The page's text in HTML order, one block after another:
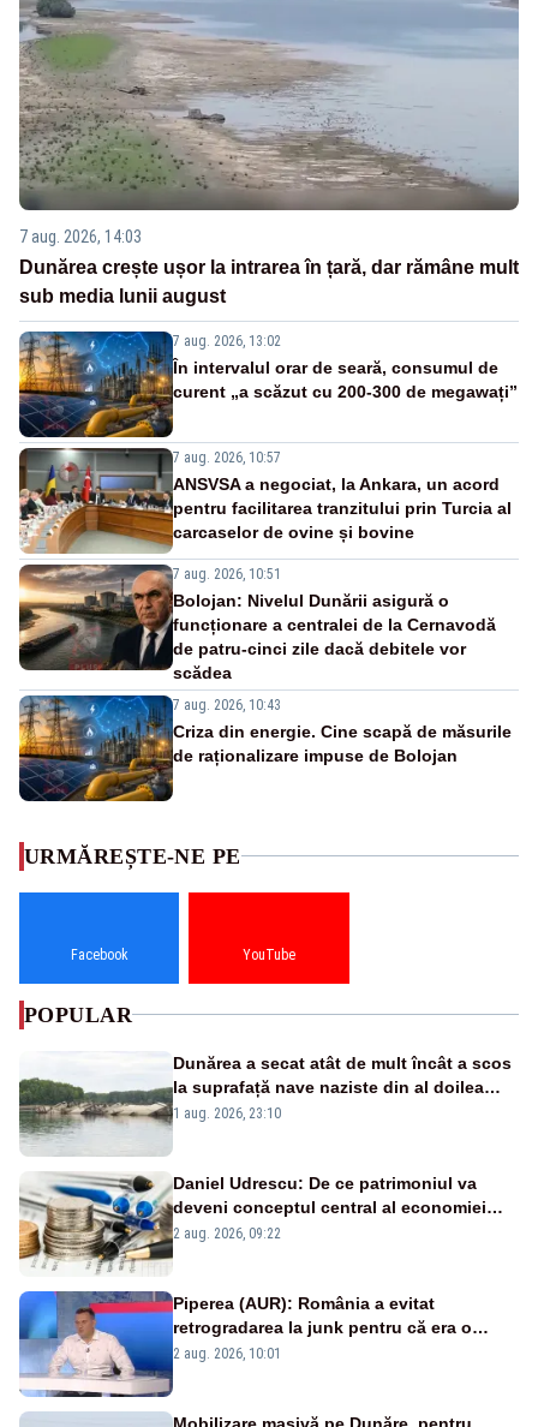
7 aug. 2026, 14:03
Dunărea crește ușor la intrarea în țară, dar rămâne mult
sub media lunii august
7 aug. 2026, 13:02
În intervalul orar de seară, consumul de
curent „a scăzut cu 200-300 de megawați”
7 aug. 2026, 10:57
ANSVSA a negociat, la Ankara, un acord
pentru facilitarea tranzitului prin Turcia al
carcaselor de ovine și bovine
7 aug. 2026, 10:51
Bolojan: Nivelul Dunării asigură o
funcționare a centralei de la Cernavodă
de patru-cinci zile dacă debitele vor
scădea
7 aug. 2026, 10:43
Criza din energie. Cine scapă de măsurile
de raționalizare impuse de Bolojan
URMĂREȘTE-NE PE
Facebook YouTube
POPULAR
Dunărea a secat atât de mult încât a scos
la suprafață nave naziste din al doilea
război mondial
1 aug. 2026, 23:10
Daniel Udrescu: De ce patrimoniul va
deveni conceptul central al economiei
viitoare?
2 aug. 2026, 09:22
Piperea (AUR): România a evitat
retrogradarea la junk pentru că era o
catastrofă pentru bănci și fondurile de
2 aug. 2026, 10:01
Mobilizare masivă pe Dunăre, pentru